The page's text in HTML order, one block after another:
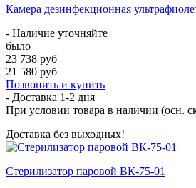
Камера дезинфекционная
- Наличие уточняйте
было
23 738 руб
21 580 руб
Позвонить и купить
- Доставка 1-2 дня
При условии товара в наличии (осн.
Доставка без выходных!
Стерилизатор паровой ВК-75-01